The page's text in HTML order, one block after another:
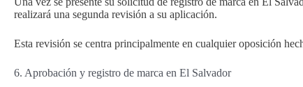
realizará una segunda revisión a su aplicación.
Esta revisión se centra principalmente en cualquier oposición
6. Aprobación y registro de marca en El Salvador